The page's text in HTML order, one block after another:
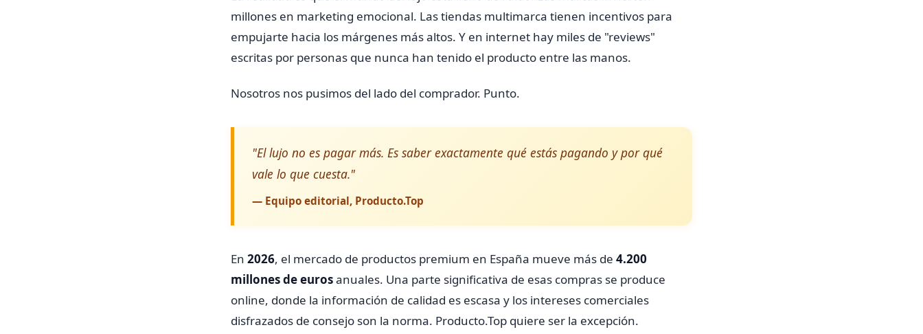
millones en marketing emocional. Las tiendas multimarca tienen incentivos para
empujarte hacia los márgenes más altos. Y en internet hay miles de "reviews"
escritas por personas que nunca han tenido el producto entre las manos.
Nosotros nos pusimos del lado del comprador. Punto.
"El lujo no es pagar más. Es saber exactamente qué estás pagando y por qué
vale lo que cuesta."
— Equipo editorial, Producto.Top
En 2026, el mercado de productos premium en España mueve más de 4.200
millones de eurosanuales. Una parte significativa de esas compras se produce
online, donde la información de calidad es escasa y los intereses comerciales
disfrazados de consejo son la norma. Producto.Top quiere ser la excepción.